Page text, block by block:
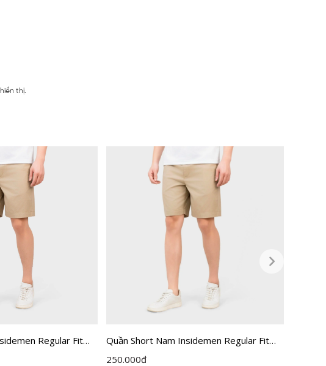
thị.
Regular Fit
Quần Short Nam Insidemen Regular Fit
ISO235AH0
250.000đ